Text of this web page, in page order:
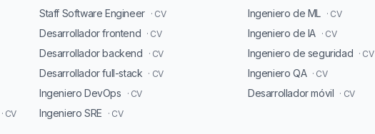
· CV
Staff Software Engineer · CV
Desarrollador frontend · CV
Desarrollador backend · CV
Desarrollador full-stack · CV
Ingeniero DevOps · CV
Ingeniero SRE · CV
Ingeniero de ML · CV
Ingeniero de IA · CV
Ingeniero de seguridad · CV
Ingeniero QA · CV
Desarrollador móvil · CV